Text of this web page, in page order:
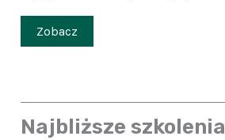
Zobacz
Najbliższe szkolenia